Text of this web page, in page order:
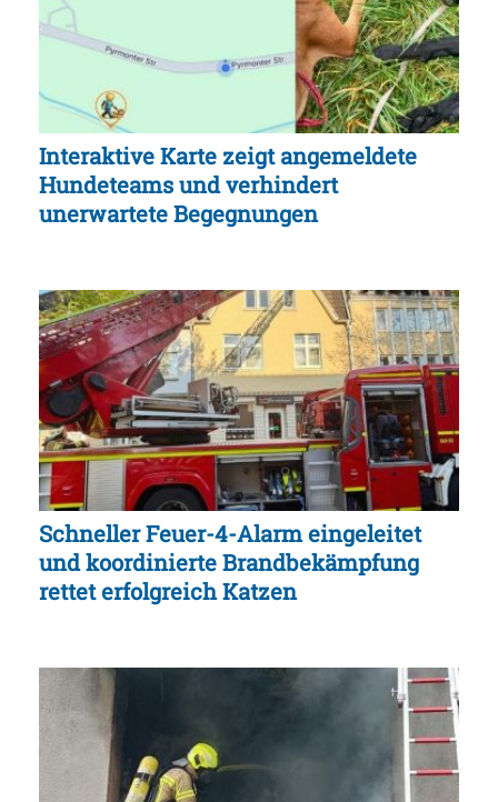
Interaktive Karte zeigt angemeldete
Hundeteams und verhindert
unerwartete Begegnungen
Schneller Feuer-4-Alarm eingeleitet
und koordinierte Brandbekämpfung
rettet erfolgreich Katzen